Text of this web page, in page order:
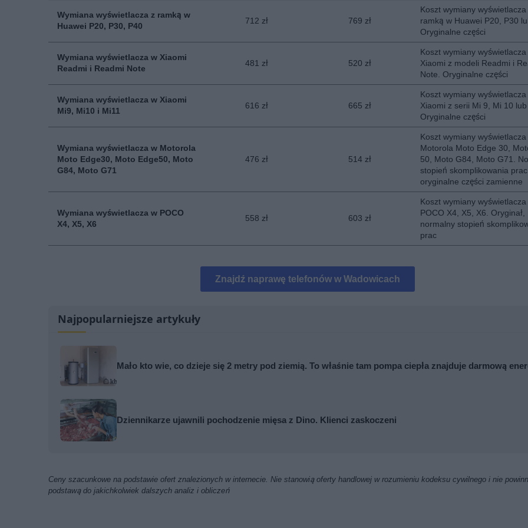
Wymiana wyświetlacza z ramką w
Huawei P20, P30, P40
712 zł 769 zł
Koszt wymiany
ramką w Huawei P20, P30
Oryginalne części
Wymiana wyświetlacza w Xiaomi
Readmi i Readmi Note
481 zł 520 zł
Koszt wymiany wyświetlacza
Xiaomi z modeli Readmi i
Note. Oryginalne części
Wymiana wyświetlacza w Xiaomi
Mi9, Mi10 i Mi11
616 zł 665 zł
Koszt wymiany wyświetlacza
Xiaomi z serii Mi 9, Mi 10
Oryginalne części
Wymiana wyświetlacza w Motorola
Moto Edge30, Moto Edge50, Moto
G84, Moto G71
476 zł 514 zł
Koszt wymiany wyświetlacza
Motorola Moto Edge 30,
50, Moto G84, Moto G71.
stopień skomplikowania
oryginalne części zamienne
Wymiana wyświetlacza w POCO
X4, X5, X6
558 zł 603 zł
Koszt wymiany wyświetlacza
POCO X4, X5, X6. Oryginał,
normalny stopień
prac
Znajdź naprawę telefonów w Wadowicach
Najpopularniejsze artykuły
Mało kto wie, co dzieje się 2 metry pod ziemią. To właśnie tam pompa ciepła znajduje darmową
Dziennikarze ujawnili pochodzenie mięsa z Dino. Klienci zaskoczeni
Ceny szacunkowe na podstawie ofert znalezionych w internecie. Nie stanowią oferty handlowej w rozumieniu kodeksu cywilnego i nie
podstawą do jakichkolwiek dalszych analiz i obliczeń